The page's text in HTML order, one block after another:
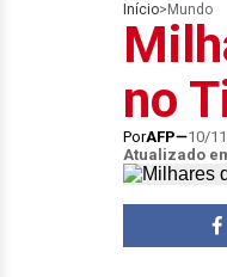
Início> Mundo
no
PorAFP 10/
Atualizado